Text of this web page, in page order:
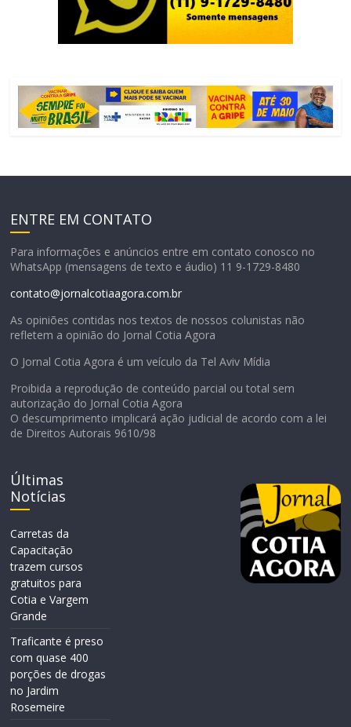
ENTRE EM CONTATO
Para informações e anúncios entre em contato conosco no
WhatsApp (mensagens de texto e áudio) 11 9-1729-8480
contato@jornalcotiaagora.com.br
As opiniões contidas nos textos de nossos colunistas não
refletem a opinião do Jornal Cotia Agora
O Jornal Cotia Agora é um veículo da Tel Aviv Mídia
Proibida a reprodução de conteúdo parcial ou total sem
autorização do Jornal Cotia Agora
O descumprimento implicará ação judicial de acordo com a lei
de Direitos Autorais 9610/98
Últimas
Notícias
Carretas da
Capacitação
trazem cursos
gratuitos para
Cotia e Vargem
Grande
Traficante é preso
com quase 400
porções de drogas
no Jardim
Rosemeire